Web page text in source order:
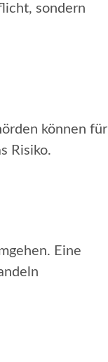
sondern
können für
Risiko.
Eine